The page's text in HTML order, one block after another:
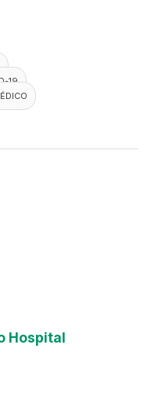
19
Hospital